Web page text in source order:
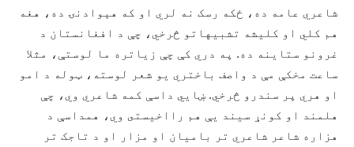
شاعري عامه ده، ځکه رسک نه لري او که هېوادنۍ ده، هغه
هم کلي او کليشه تشبيهاتو څرخي، چې د افغانستان د
غرونو ستاينه ده. په دري کې چې زياتره ما لوستې، مثلا
ساعت مخکې مې د واصف باختري يو شعر لوسته، ټوله د امو
او هري پر سندرو څرخي. ښايي داسې کمه شاعري وي، چې
هلمند او کونړ سيند يې هم رااخيستى وي، همداسې د
هزاره شاعر شاعري تر باميان او مزار او د تاجک تر